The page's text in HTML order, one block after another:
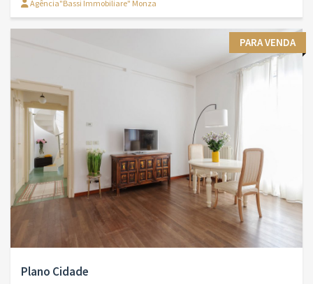
Agência"Bassi Immobiliare" Monza
PARA VENDA
Plano Cidade